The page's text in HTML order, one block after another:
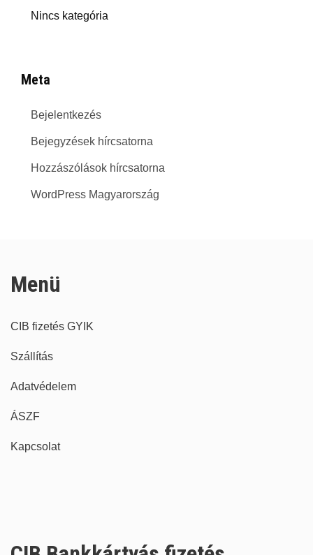
Nincs kategória
Meta
Bejelentkezés
Bejegyzések hírcsatorna
Hozzászólások hírcsatorna
WordPress Magyarország
Menü
CIB fizetés GYIK
Szállítás
Adatvédelem
ÁSZF
Kapcsolat